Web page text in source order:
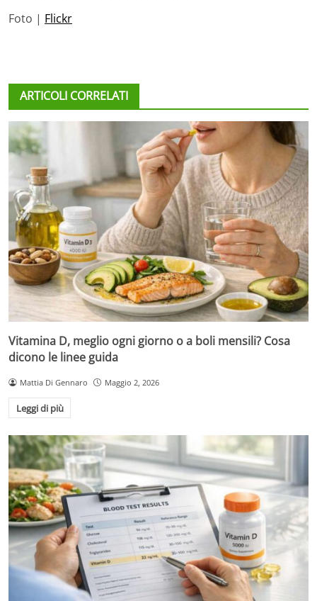
Foto | Flickr
ARTICOLI CORRELATI
Vitamina D, meglio ogni giorno o a boli mensili? Cosa
dicono le linee guida
Mattia Di Gennaro Maggio 2, 2026
Leggi di più